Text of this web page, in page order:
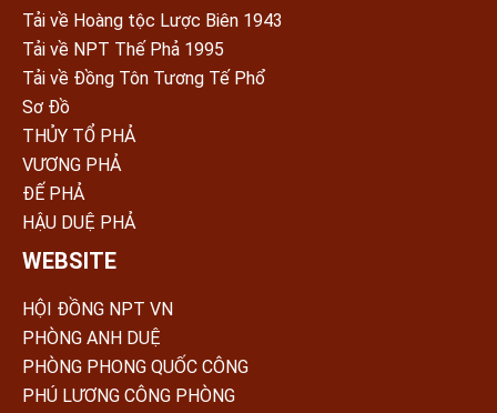
Tải về Hoàng tộc Lược Biên 1943
Tải về NPT Thế Phả 1995
Tải về Đồng Tôn Tương Tế Phổ
Sơ Đồ
THỦY TỔ PHẢ
VƯƠNG PHẢ
ĐẾ PHẢ
HẬU DUỆ PHẢ
WEBSITE
HỘI ĐỒNG NPT VN
PHÒNG ANH DUỆ
PHÒNG PHONG QUỐC CÔNG
PHÚ LƯƠNG CÔNG PHÒNG